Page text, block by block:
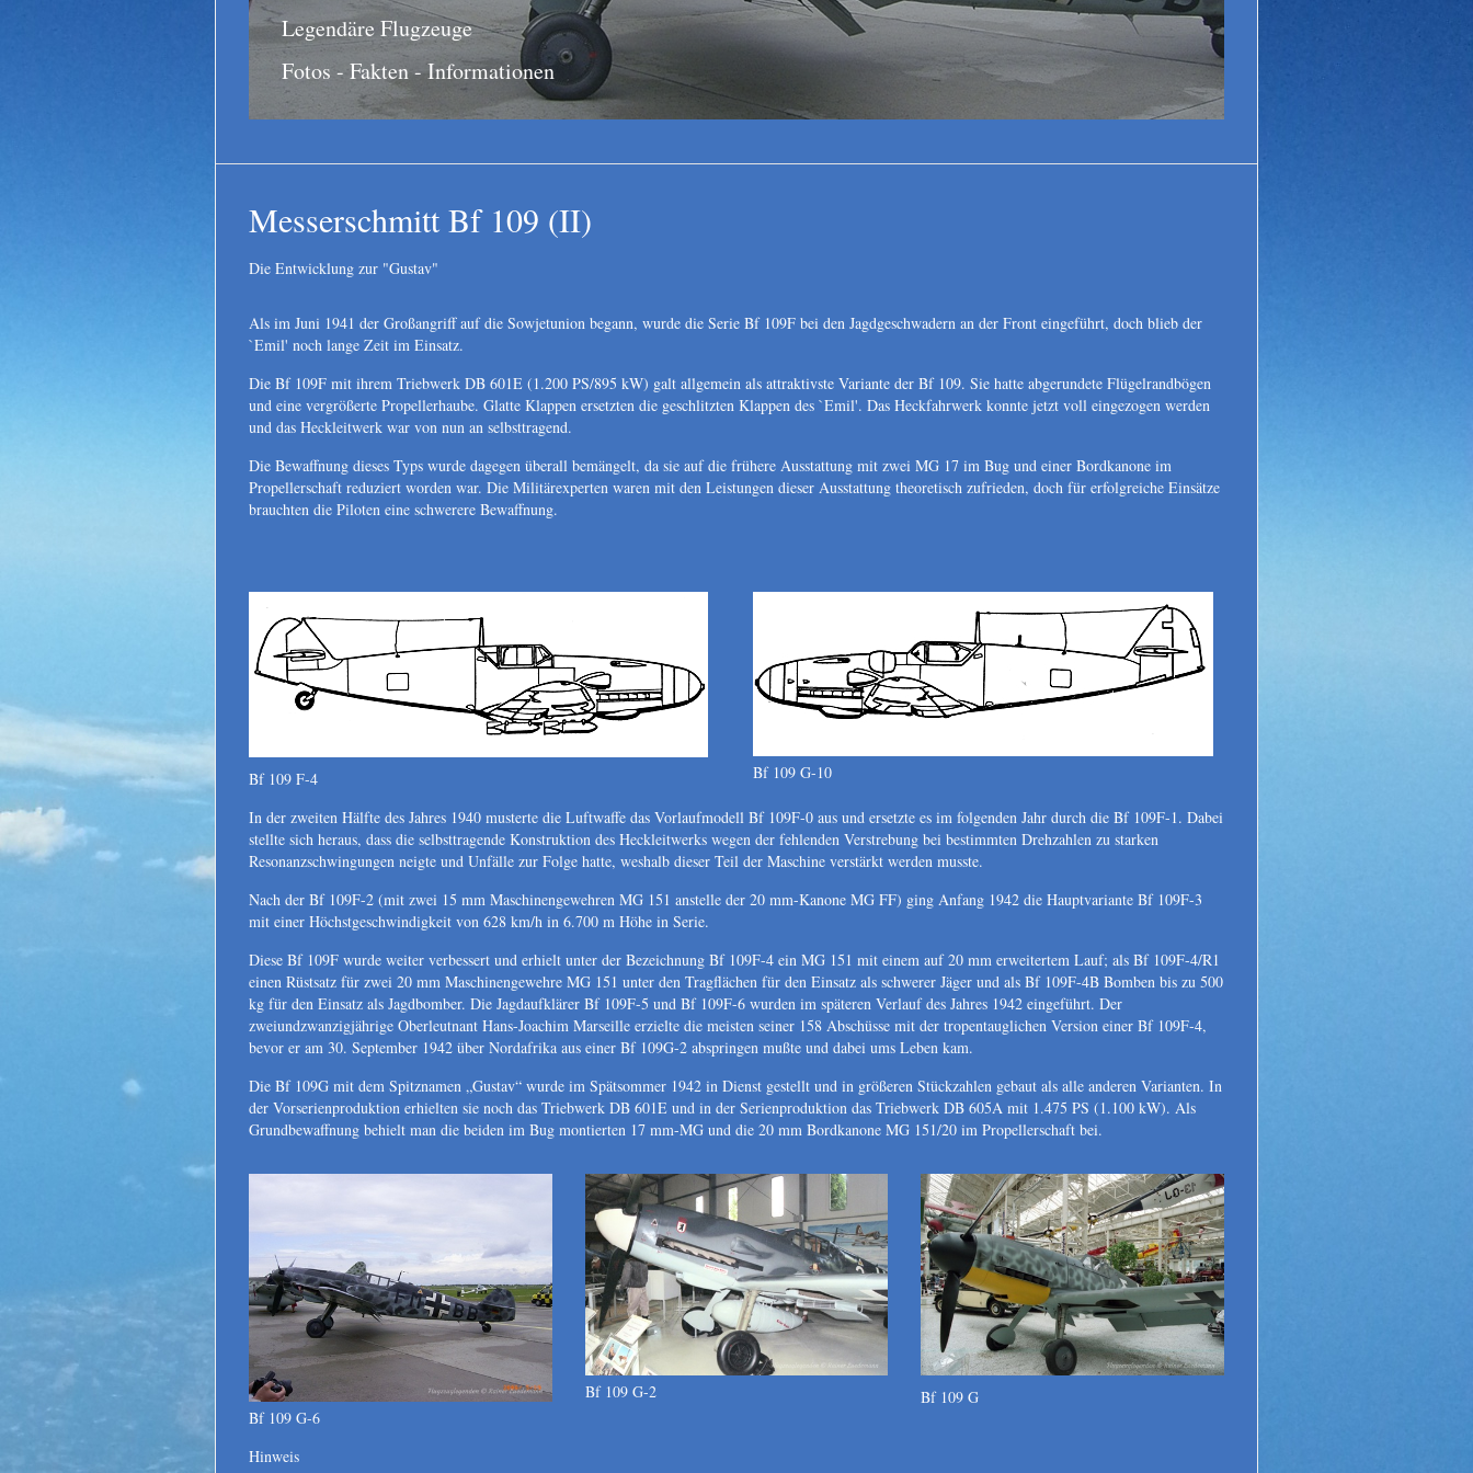
Legendäre Flugzeuge
Fotos - Fakten - Informationen
Messerschmitt Bf 109 (II)
Die Entwicklung zur "Gustav"
Als im Juni 1941 der Großangriff auf die Sowjetunion begann, wurde die Serie Bf 109F bei den Jagdgeschwadern an der Front eingeführt, doch blieb der
`Emil' noch lange Zeit im Einsatz.
Die Bf 109F mit ihrem Triebwerk DB 601E (1.200 PS/895 kW) galt allgemein als attraktivste Variante der Bf 109. Sie hatte abgerundete Flügelrandbögen
und eine vergrößerte Propellerhaube. Glatte Klappen ersetzten die geschlitzten Klappen des `Emil'. Das Heckfahrwerk konnte jetzt voll eingezogen werden
und das Heckleitwerk war von nun an selbsttragend.
Die Bewaffnung dieses Typs wurde dagegen überall bemängelt, da sie auf die frühere Ausstattung mit zwei MG 17 im Bug und einer Bordkanone im
Propellerschaft reduziert worden war. Die Militärexperten waren mit den Leistungen dieser Ausstattung theoretisch zufrieden, doch für erfolgreiche Einsätze
brauchten die Piloten eine schwerere Bewaffnung.
Bf 109 F-4 Bf 109 G-10
In der zweiten Hälfte des Jahres 1940 musterte die Luftwaffe das Vorlaufmodell Bf 109F-0 aus und ersetzte es im folgenden Jahr durch die Bf 109F-1. Dabei
stellte sich heraus, dass die selbsttragende Konstruktion des Heckleitwerks wegen der fehlenden Verstrebung bei bestimmten Drehzahlen zu starken
Resonanzschwingungen neigte und Unfälle zur Folge hatte, weshalb dieser Teil der Maschine verstärkt werden musste.
Nach der Bf 109F-2 (mit zwei 15 mm Maschinengewehren MG 151 anstelle der 20 mm-Kanone MG FF) ging Anfang 1942 die Hauptvariante Bf 109F-3
mit einer Höchstgeschwindigkeit von 628 km/h in 6.700 m Höhe in Serie.
Diese Bf 109F wurde weiter verbessert und erhielt unter der Bezeichnung Bf 109F-4 ein MG 151 mit einem auf 20 mm erweitertem Lauf; als Bf 109F-4/R1
einen Rüstsatz für zwei 20 mm Maschinengewehre MG 151 unter den Tragflächen für den Einsatz als schwerer Jäger und als Bf 109F-4B Bomben bis zu 500
kg für den Einsatz als Jagdbomber. Die Jagdaufklärer Bf 109F-5 und Bf 109F-6 wurden im späteren Verlauf des Jahres 1942 eingeführt. Der
zweiundzwanzigjährige Oberleutnant Hans-Joachim Marseille erzielte die meisten seiner 158 Abschüsse mit der tropentauglichen Version einer Bf 109F-4,
bevor er am 30. September 1942 über Nordafrika aus einer Bf 109G-2 abspringen mußte und dabei ums Leben kam.
Die Bf 109G mit dem Spitznamen „Gustav“ wurde im Spätsommer 1942 in Dienst gestellt und in größeren Stückzahlen gebaut als alle anderen Varianten. In
der Vorserienproduktion erhielten sie noch das Triebwerk DB 601E und in der Serienproduktion das Triebwerk DB 605A mit 1.475 PS (1.100 kW). Als
Grundbewaffnung behielt man die beiden im Bug montierten 17 mm-MG und die 20 mm Bordkanone MG 151/20 im Propellerschaft bei.
Bf 109 G-6
Bf 109 G-2 Bf 109 G
Hinweis